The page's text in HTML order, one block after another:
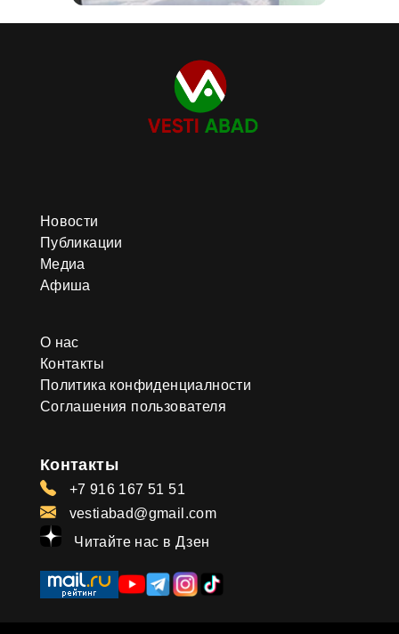
Новости
Публикации
Медиа
Афиша
О нас
Контакты
Политика конфиденциалности
Соглашения пользователя
Контакты
+7 916 167 51 51
vestiabad@gmail.com
Читайте нас в Дзен